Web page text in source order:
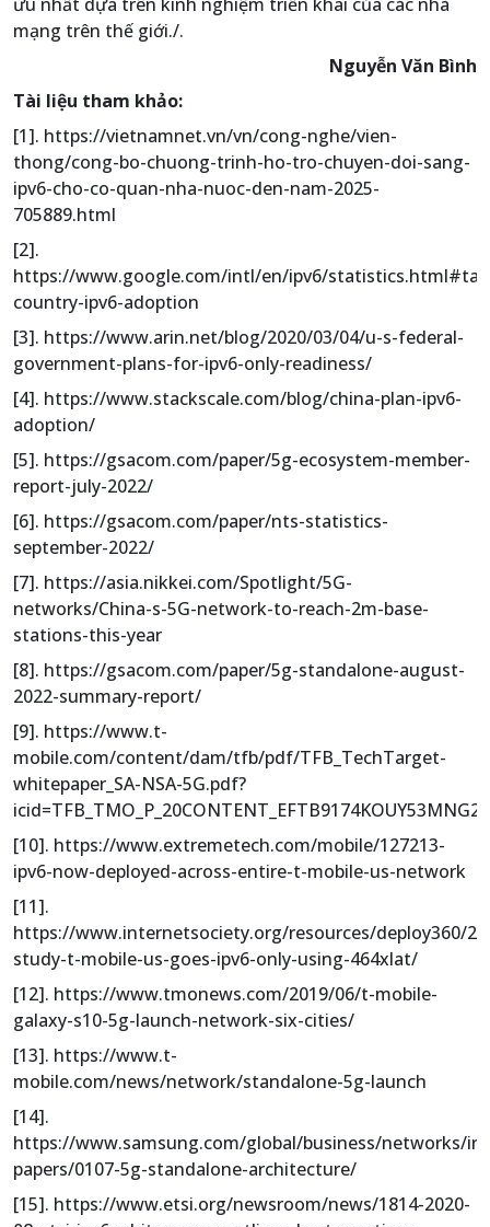
mạng trên thế giới./.
Nguyễn Văn Bình
Tài liệu tham khảo:
[1]. https://vietnamnet.vn/vn/cong-nghe/vien-
thong/cong-bo-chuong-trinh-ho-tro-chuyen-doi-sang-
ipv6-cho-co-quan-nha-nuoc-den-nam-2025-
705889.html
[2].
https://www.google.com/intl/en/ipv6/
country-ipv6-adoption
[3]. https://www.arin.net/blog/2020/03/04/u-s-federal-
government-plans-for-ipv6-only-readiness/
[4]. https://www.stackscale.com/blog/china-plan-ipv6-
adoption/
[5]. https://gsacom.com/paper/5g-ecosystem-member-
report-july-2022/
[6]. https://gsacom.com/paper/nts-statistics-
september-2022/
[7]. https://asia.nikkei.com/Spotlight/5G-
networks/China-s-5G-network-to-reach-2m-base-
stations-this-year
[8]. https://gsacom.com/paper/5g-standalone-august-
2022-summary-report/
[9]. https://www.t-
mobile.com/content/dam/tfb/pdf/TFB_TechTarget-
whitepaper_SA-NSA-5G.pdf?
[10]. https://www.extremetech.com/mobile/127213-
ipv6-now-deployed-across-entire-t-mobile-us-network
[11].
https://www.internetsociety.org/resources/deploy360/
study-t-mobile-us-goes-ipv6-only-using-464xlat/
[12]. https://www.tmonews.com/2019/06/t-mobile-
galaxy-s10-5g-launch-network-six-cities/
[13]. https://www.t-
mobile.com/news/network/standalone-5g-launch
[14].
https://www.samsung.com/global/business/networks/
papers/0107-5g-standalone-architecture/
[15]. https://www.etsi.org/newsroom/news/1814-2020-